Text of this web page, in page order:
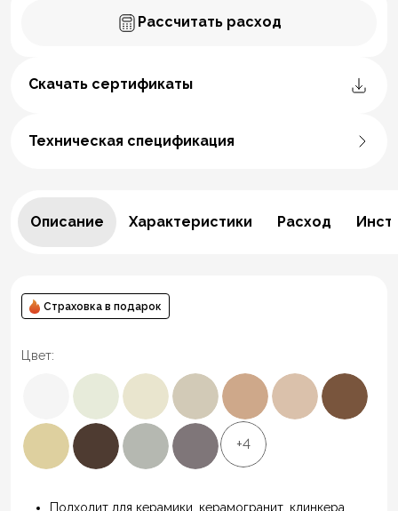
Рассчитать расход
Скачать сертификаты
Техническая спецификация
Описание Характеристики Расход
Страховка в подарок
Цвет:
+4
Подходит для керамики, керамогранит, клинкера,